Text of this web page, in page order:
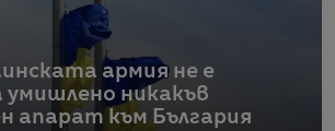
армия не е
умишлено никакъв
апарат към България